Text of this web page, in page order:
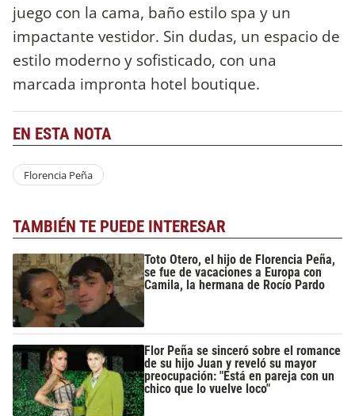
juego con la cama, baño estilo spa y un
impactante vestidor. Sin dudas, un espacio de
estilo moderno y sofisticado, con una
marcada impronta hotel boutique.
EN ESTA NOTA
Florencia Peña
TAMBIÉN TE PUEDE INTERESAR
Toto Otero, el hijo de Florencia Peña,
se fue de vacaciones a Europa con
Camila, la hermana de Rocío Pardo
Flor Peña se sinceró sobre el romance
de su hijo Juan y reveló su mayor
preocupación: "Está en pareja con un
chico que lo vuelve loco"